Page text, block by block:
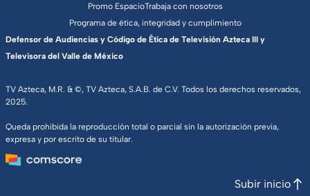
TV Azteca, M.R. & ©, TV Azteca, S.A.B. de C.V. Todos los derechos reservados,
2025.
Queda prohibida la reproducción total o parcial sin la autorización previa,
expresa y por escrito de su titular.
Promo EspacioTrabaja con nosotros
Programa de ética, integridad y cumplimiento
Defensor de Audiencias y Código de Ética de Televisión Azteca III y
Televisora del Valle de México
Subir inicio